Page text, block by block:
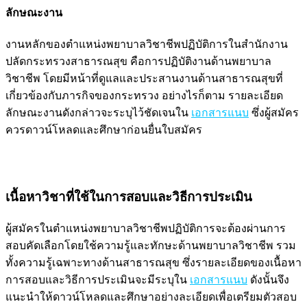
ลักษณะงาน
งานหลักของตำแหน่งพยาบาลวิชาชีพปฏิบัติการในสำนักงาน
ปลัดกระทรวงสาธารณสุข คือการปฏิบัติงานด้านพยาบาล
วิชาชีพ โดยมีหน้าที่ดูแลและประสานงานด้านสาธารณสุขที่
เกี่ยวข้องกับภารกิจของกระทรวง อย่างไรก็ตาม รายละเอียด
ลักษณะงานดังกล่าวจะระบุไว้ชัดเจนใน เอกสารแนบ ซึ่งผู้สมัคร
ควรดาวน์โหลดและศึกษาก่อนยื่นใบสมัคร
เนื้อหาวิชาที่ใช้ในการสอบและวิธีการประเมิน
ผู้สมัครในตำแหน่งพยาบาลวิชาชีพปฏิบัติการจะต้องผ่านการ
สอบคัดเลือกโดยใช้ความรู้และทักษะด้านพยาบาลวิชาชีพ รวม
ทั้งความรู้เฉพาะทางด้านสาธารณสุข ซึ่งรายละเอียดของเนื้อหา
การสอบและวิธีการประเมินจะมีระบุใน เอกสารแนบ ดังนั้นจึง
แนะนำให้ดาวน์โหลดและศึกษาอย่างละเอียดเพื่อเตรียมตัวสอบ